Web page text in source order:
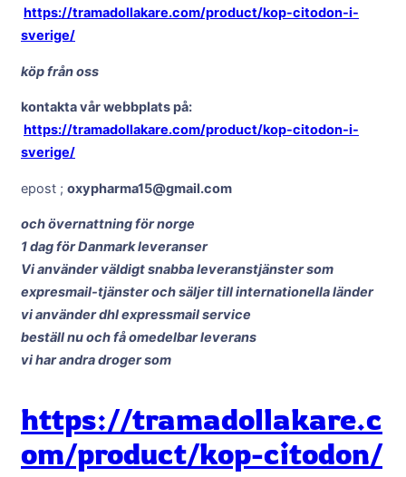
https://tramadollakare.com/product/kop-citodon-i-
sverige/
köp från oss
kontakta vår webbplats på:
https://tramadollakare.com/product/kop-citodon-i-
sverige/
epost ; oxypharma15@gmail.com
och övernattning för norge
1 dag för Danmark leveranser
Vi använder väldigt snabba leveranstjänster som
expresmail-tjänster och säljer till internationella länder
vi använder dhl expressmail service
beställ nu och få omedelbar leverans
vi har andra droger som
https://tramadollakare.c
om/product/kop-citodon/